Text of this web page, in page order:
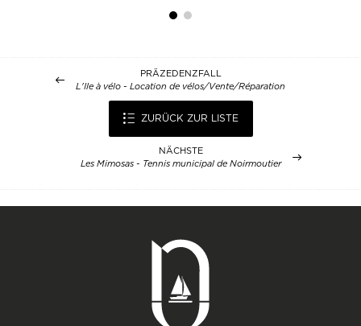
PRÄZEDENZFALL
L'Ile à vélo - Location de vélos/Vente/Réparation
ZURÜCK ZUR LISTE
NÄCHSTE
Les Mimosas - Tennis municipal de Noirmoutier